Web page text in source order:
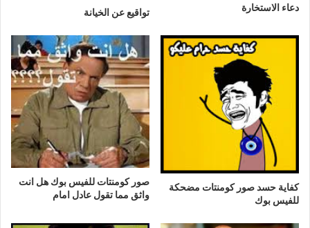
دعاء الاستخارة تواقيع عن الخيانة
كفاية حسد صور كومنتات مضحكة
للفيس بوك
صور كومنتات للفيس بوك هل انت
واثق مما تقول عادل امام